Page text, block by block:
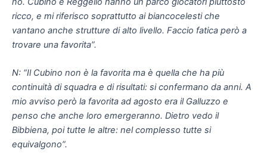
ricco, e mi riferisco soprattutto ai biancocelesti che
vantano anche strutture di alto livello. Faccio fatica però a
trovare una favorita”.
N: “Il Cubino non è la favorita ma è quella che ha più
continuità di squadra e di risultati: si confermano da anni. A
mio avviso però la favorita ad agosto era il Galluzzo e
penso che anche loro emergeranno. Dietro vedo il
Bibbiena, poi tutte le altre: nel complesso tutte si
equivalgono”.